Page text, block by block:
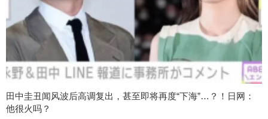
田中圭丑闻风波后高调复出，甚至即将再度“下海”…？！日网：
他很火吗？